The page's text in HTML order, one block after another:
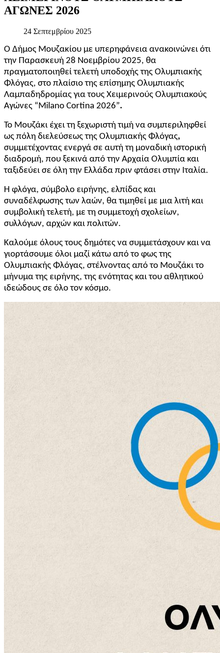
ΑΓΩΝΕΣ 2026
24 Σεπτεμβρίου 2025
Ο Δήμος Μουζακίου με υπερηφάνεια ανακοινώνει ότι
την Παρασκευή 28 Νοεμβρίου 2025, θα
πραγματοποιηθείτελετή υποδοχής της Ολυμπιακής
Φλόγας, στο πλαίσιο της επίσημης Ολυμπιακής
Λαμπαδηδρομίας για τους Χειμερινούς Ολυμπιακούς
Αγώνες “Milano Cortina 2026”.
Το Μουζάκι έχει τη ξεχωριστή τιμή να συμπεριληφθεί
ως πόλη διελεύσεως της Ολυμπιακής Φλόγας,
συμμετέχοντας ενεργά σε αυτή τη μοναδική ιστορική
διαδρομή, που ξεκινά από την Αρχαία Ολυμπία και
ταξιδεύει σε όλη την Ελλάδα πριν φτάσει στην Ιταλία.
Η φλόγα, σύμβολο ειρήνης, ελπίδας και
συναδέλφωσης των λαών, θα τιμηθεί με μια λιτή και
συμβολική τελετή, με τη συμμετοχή σχολείων,
συλλόγων, αρχών και πολιτών.
Καλούμε όλους τους δημότες να συμμετάσχουν και να
γιορτάσουμε όλοι μαζί κάτω από το φως της
Ολυμπιακής Φλόγας, στέλνοντας από το Μουζάκι το
μήνυμα της ειρήνης, της ενότητας και του αθλητικού
ιδεώδους σε όλο τον κόσμο.